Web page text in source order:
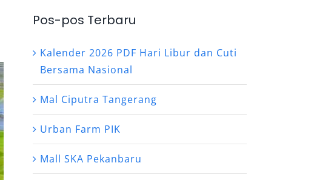
Pos-pos Terbaru
Kalender 2026 PDF Hari Libur dan Cuti
Bersama Nasional
Mal Ciputra Tangerang
Urban Farm PIK
Mall SKA Pekanbaru